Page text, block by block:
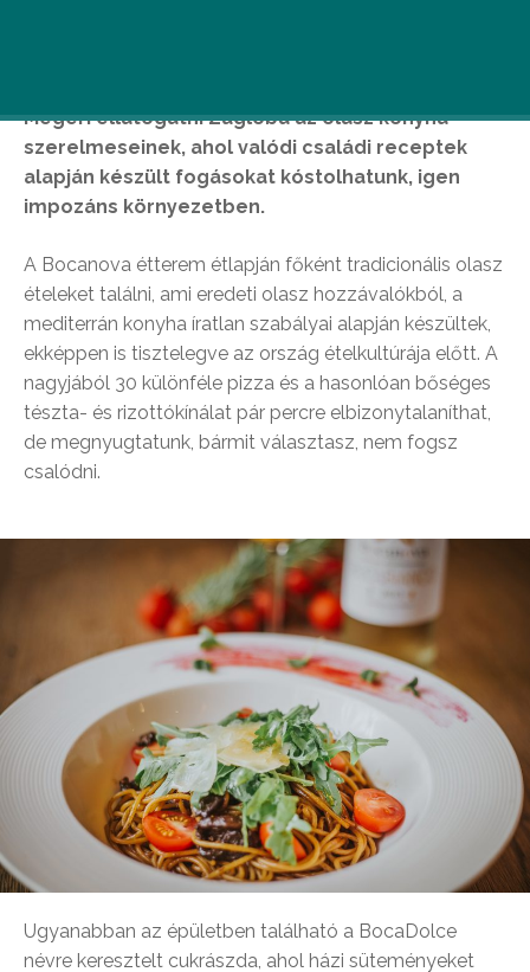
Megéri ellátogatni Zuglóba az olasz konyha
szerelmeseinek, ahol valódi családi receptek
alapján készült fogásokat kóstolhatunk, igen
impozáns környezetben.
A Bocanova étterem étlapján főként tradicionális olasz
ételeket találni, ami eredeti olasz hozzávalókból, a
mediterrán konyha íratlan szabályai alapján készültek,
ekképpen is tisztelegve az ország ételkultúrája előtt. A
nagyjából 30 különféle pizza és a hasonlóan bőséges
tészta- és rizottókínálat pár percre elbizonytalaníthat,
de megnyugtatunk, bármit választasz, nem fogsz
csalódni.
Ugyanabban az épületben található a BocaDolce
névre keresztelt cukrászda, ahol házi süteményeket